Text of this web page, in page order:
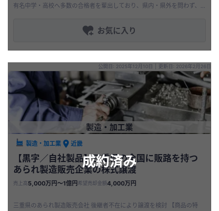
有名中学・高校へ多数の合格者を輩出しており、県内・県外を問わず、
お気に入り
成約済み
公開日: 2025年12月10日 更新日: 2026年2月26日
製造・加工業
製造・加工業 近畿
【黒字／自社製品】三重県の全国に販路を持つ
あられ製造販売企業の株式譲渡
売上高5,000万円〜1億円希望売却金額4,000万円
三重県のあられ製造販売会社 後継者不在により譲渡を検討 【商品の特